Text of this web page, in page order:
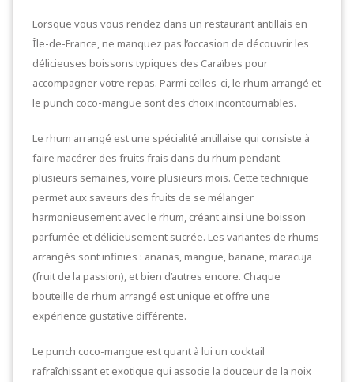
Lorsque vous vous rendez dans un restaurant antillais en
Île-de-France, ne manquez pas l’occasion de découvrir les
délicieuses boissons typiques des Caraïbes pour
accompagner votre repas. Parmi celles-ci, le rhum arrangé et
le punch coco-mangue sont des choix incontournables.
Le rhum arrangé est une spécialité antillaise qui consiste à
faire macérer des fruits frais dans du rhum pendant
plusieurs semaines, voire plusieurs mois. Cette technique
permet aux saveurs des fruits de se mélanger
harmonieusement avec le rhum, créant ainsi une boisson
parfumée et délicieusement sucrée. Les variantes de rhums
arrangés sont infinies : ananas, mangue, banane, maracuja
(fruit de la passion), et bien d’autres encore. Chaque
bouteille de rhum arrangé est unique et offre une
expérience gustative différente.
Le punch coco-mangue est quant à lui un cocktail
rafraîchissant et exotique qui associe la douceur de la noix